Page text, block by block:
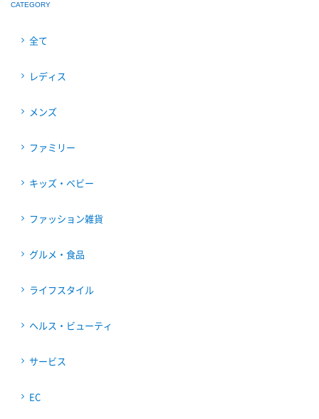
CATEGORY
全て
レディス
メンズ
ファミリー
キッズ・ベビー
ファッション雑貨
グルメ・食品
ライフスタイル
ヘルス・ビューティ
サービス
EC